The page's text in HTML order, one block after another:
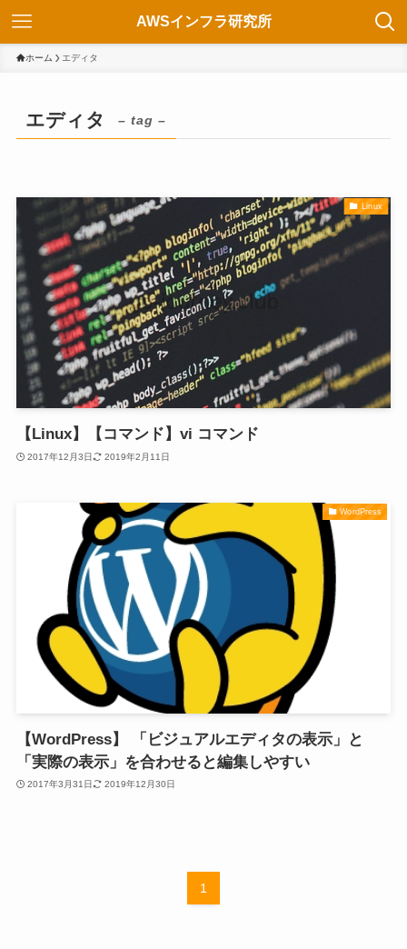
AWSインフラ研究所
ホーム エディタ
エディタ – tag –
Linux
【Linux】【コマンド】vi コマンド
2017年12月3日 2019年2月11日
WordPress
【WordPress】 「ビジュアルエディタの表示」と
「実際の表示」を合わせると編集しやすい
2017年3月31日 2019年12月30日
1